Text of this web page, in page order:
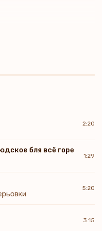
2:20
бля всё горе
1:29
5:20
3:15